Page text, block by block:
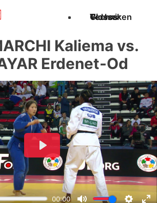
Techniken
Videos
Glossar
Kaliema vs.
Erdenet-Od